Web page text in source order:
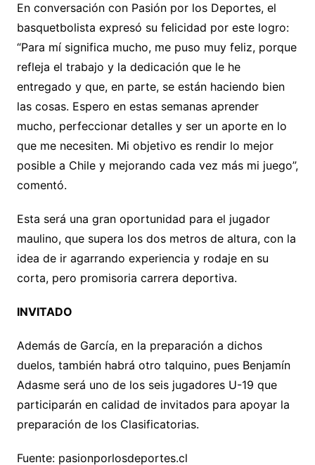
En conversación con Pasión por los Deportes, el
basquetbolista expresó su felicidad por este logro:
“Para mí significa mucho, me puso muy feliz, porque
refleja el trabajo y la dedicación que le he
entregado y que, en parte, se están haciendo bien
las cosas. Espero en estas semanas aprender
mucho, perfeccionar detalles y ser un aporte en lo
que me necesiten. Mi objetivo es rendir lo mejor
posible a Chile y mejorando cada vez más mi juego”,
comentó.
Esta será una gran oportunidad para el jugador
maulino, que supera los dos metros de altura, con la
idea de ir agarrando experiencia y rodaje en su
corta, pero promisoria carrera deportiva.
INVITADO
Además de García, en la preparación a dichos
duelos, también habrá otro talquino, pues Benjamín
Adasme será uno de los seis jugadores U-19 que
participarán en calidad de invitados para apoyar la
preparación de los Clasificatorias.
Fuente: pasionporlosdeportes.cl